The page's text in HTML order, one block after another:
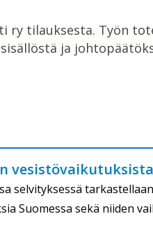
ry tilauksesta. Työn
sisällöstä ja
selvityksessä
Suomessa sekä niiden